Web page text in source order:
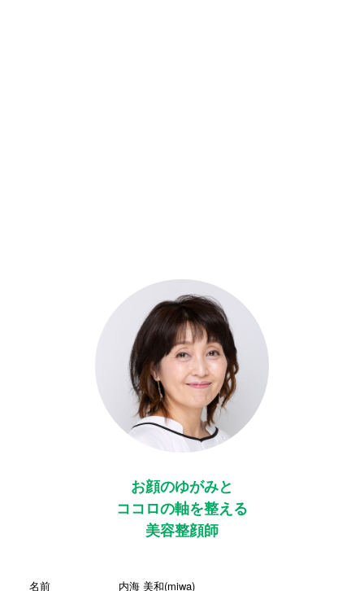
お顔のゆがみと
ココロの軸を整える
美容整顔師
名前 内海 美和(miwa)